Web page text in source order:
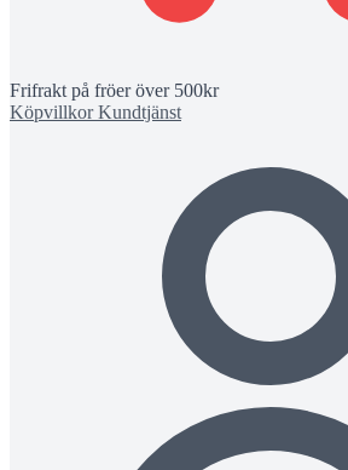
Frifrakt på fröer över 500kr
KöpvillkorKundtjänst